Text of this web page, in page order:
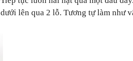
dưới lên qua 2 lỗ. Tương tự làm như